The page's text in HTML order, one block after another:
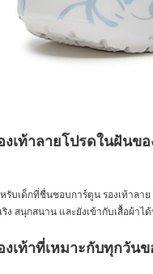
งเท้าลายโปรดในฝันขอ
รับเด็กที่ชื่นชอบการ์ตูน รองเท้าลาย
ริง สนุกสนาน และยังเข้ากับเสื้อผ้า
งเท้าที่เหมาะกับทุกวัน